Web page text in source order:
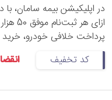
در اپلیکیشن بیمه سامان،
ازای
پرداخت خلافی خودرو، خرید
کد تخفیف